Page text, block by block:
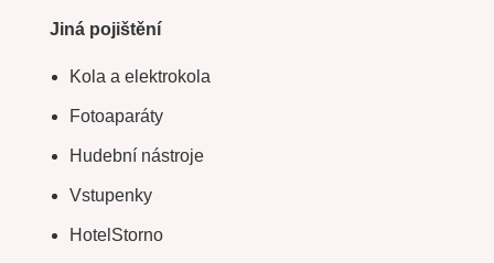
Jiná pojištění
Kola a elektrokola
Fotoaparáty
Hudební nástroje
Vstupenky
HotelStorno